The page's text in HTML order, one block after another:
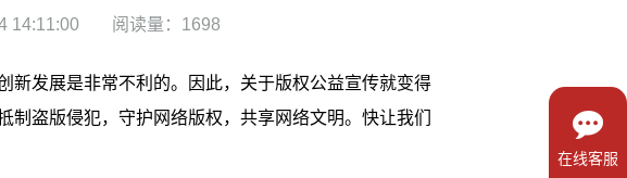
14:11:00 阅读量：1698
新发展是非常不利的。因此，关于版权公益宣传就变得
盗版侵犯，守护网络版权，共享网络文明。快让我们
在线客服